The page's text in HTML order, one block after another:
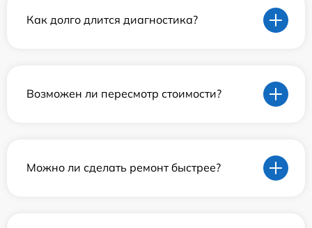
Как долго длится диагностика?
Возможен ли пересмотр стоимости?
Можно ли сделать ремонт быстрее?